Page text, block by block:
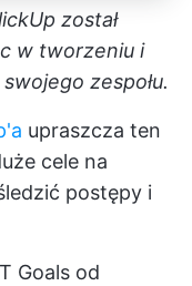
został
w tworzeniu i
zespołu.
upraszcza ten
cele na
postępy i
Goals od